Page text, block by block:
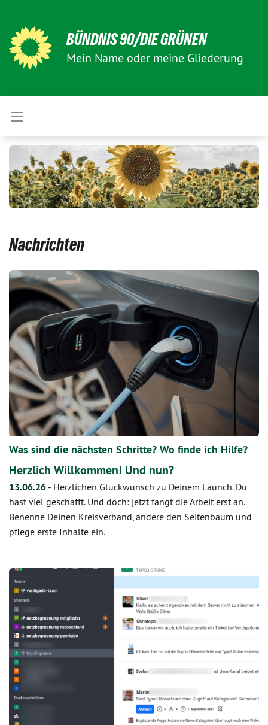
BÜNDNIS 90/DIE GRÜNEN
Mein Name oder meine Gliederung
Nachrichten
Was sind die nächsten Schritte? Wo finde ich Hilfe?
Herzlich Willkommen! Und nun?
13.06.26 - Herzlichen Glückwunsch zu Deinem Launch. Du
hast viel geschafft. Und doch: jetzt fängt die Arbeit erst an.
Benenne Deinen Kreisverband, ändere den Seitenbaum und
pflege erste Inhalte ein.